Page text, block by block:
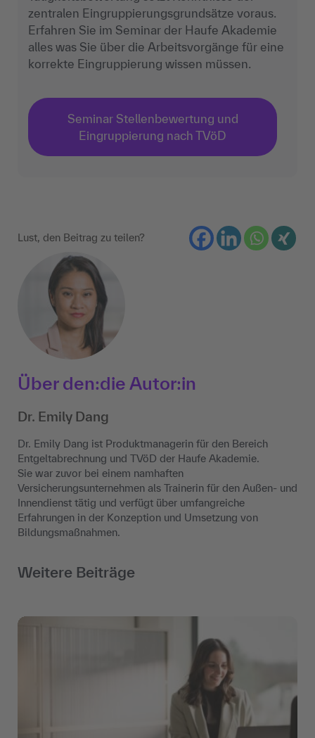
zentralen Eingruppierungsgrundsätze voraus.
Erfahren Sie im Seminar der Haufe Akademie
alles was Sie über die Arbeitsvorgänge für eine
korrekte Eingruppierung wissen müssen.
Seminar Stellenbewertung und
Eingruppierung nach TVöD
Lust, den Beitrag zu teilen?
Über den:die Autor:in
Dr. Emily Dang
Dr. Emily Dang ist Produktmanagerin für den Bereich
Entgeltabrechnung und TVöD der Haufe Akademie.
Sie war zuvor bei einem namhaften
Versicherungsunternehmen als Trainerin für den Außen- und
Innendienst tätig und verfügt über umfangreiche
Erfahrungen in der Konzeption und Umsetzung von
Bildungsmaßnahmen.
Weitere Beiträge